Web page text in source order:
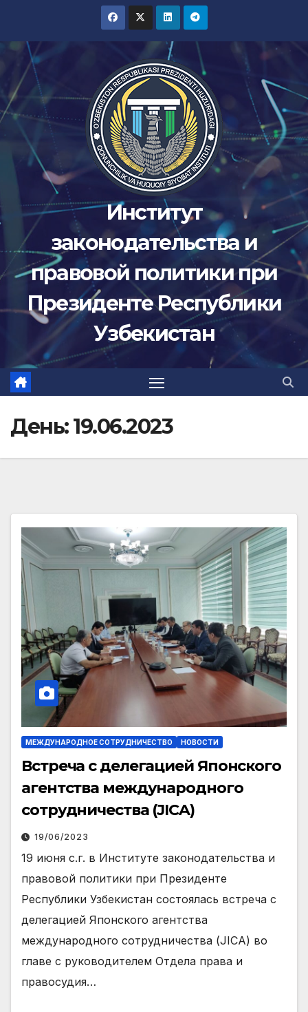
содержимому
Институт
законодательства и
правовой политики при
Президенте Республики
Узбекистан
День:19.06.2023
МЕЖДУНАРОДНОЕ СОТРУДНИЧЕСТВО НОВОСТИ
Встреча с делегацией Японского
агентства международного
сотрудничества (JICA)
19/06/2023
19 июня с.г. в Институте законодательства и
правовой политики при Президенте
Республики Узбекистан состоялась встреча с
делегацией Японского агентства
международного сотрудничества (JICA) во
главе с руководителем Отдела права и
правосудия…